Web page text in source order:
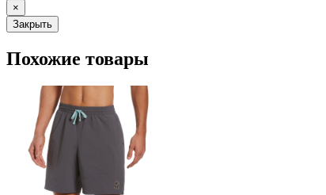
×
Закрыть
Похожие товары